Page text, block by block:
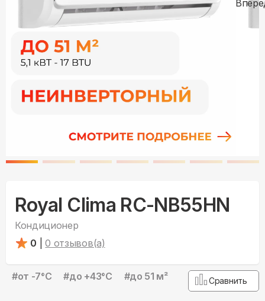
Royal Clima RC-NB55HN
Кондиционер
0
0 отзывов(а)
#от -7°С #до +43°С #до 51 м² Сравнить